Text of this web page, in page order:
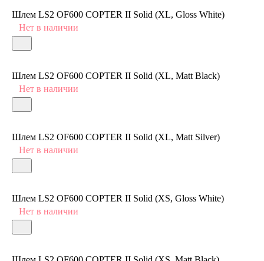
Шлем LS2 OF600 COPTER II Solid (XL, Gloss White)
Нет в наличии
Шлем LS2 OF600 COPTER II Solid (XL, Matt Black)
Нет в наличии
Шлем LS2 OF600 COPTER II Solid (XL, Matt Silver)
Нет в наличии
Шлем LS2 OF600 COPTER II Solid (XS, Gloss White)
Нет в наличии